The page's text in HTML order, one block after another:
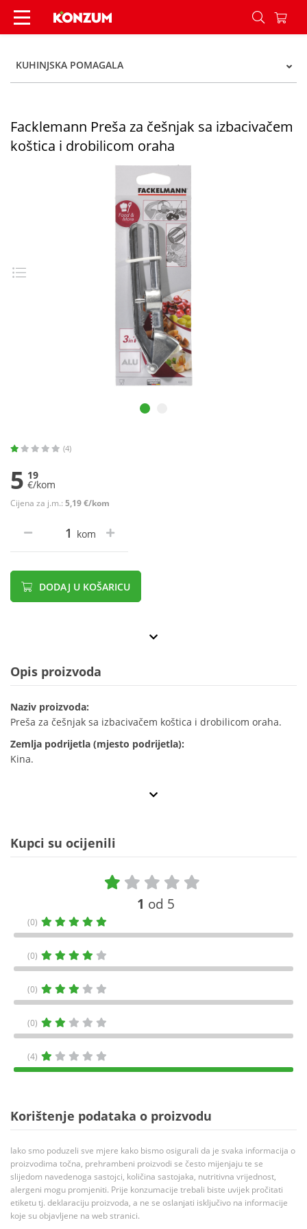
Facklemann Preša za češnjak sa izbacivačem
KUHINJSKA POMAGALA
Facklemann Preša za češnjak sa izbacivačem
koštica i drobilicom oraha
(4)
5 19
€/kom
Cijena za j.m.: 5,19 €/kom
kom
DODAJ U KOŠARICU
Opis proizvoda
Naziv proizvoda:
Preša za češnjak sa izbacivačem koštica i drobilicom oraha.
Zemlja podrijetla (mjesto podrijetla):
Kina.
Kupci su ocijenili
1 od 5
(0)
(0)
(0)
(0)
(4)
Korištenje podataka o proizvodu
Iako smo poduzeli sve mjere kako bismo osigurali da je svaka informacija o
proizvodima točna, prehrambeni proizvodi se često mijenjaju te se
slijedom navedenoga sastojci, količina sastojaka, nutritivna vrijednost,
alergeni mogu promjeniti. Prije konzumacije trebali biste uvijek pročitati
etiketu tj. deklaraciju proizvoda, a ne se oslanjati isključivo na informacije
koje su objavljene na web stranici.